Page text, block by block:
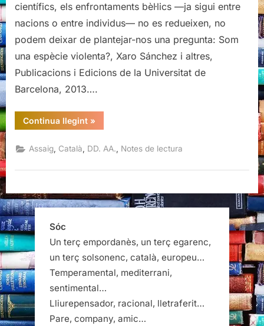
Xaro
Sánchez
i
altres
científics, els enfrontaments bèl·lics —ja sigui entre
nacions o entre individus— no es redueixen, no
podem deixar de plantejar-nos una pregunta: Som
una espècie violenta?, Xaro Sánchez i altres,
Publicacions i Edicions de la Universitat de
Barcelona, 2013….
Continua llegint“Som
una
violenta?,
Xaro
i
»
Assaig Català DD. AA. Notes de lectura
Sóc
Un terç empordanès, un terç egarenc,
un terç solsonenc, català, europeu…
Temperamental, mediterrani,
sentimental…
Lliurepensador, racional, lletraferit…
Pare, company, amic…